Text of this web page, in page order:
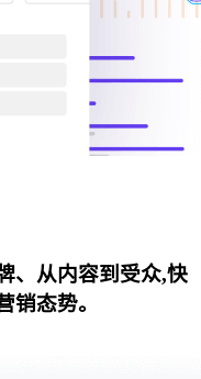
、从内容到受众,快
销态势。